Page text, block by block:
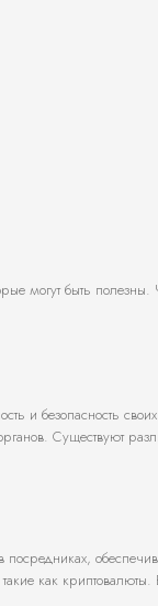
могут быть полезны.
и безопасность своих
Существуют
посредниках,
как